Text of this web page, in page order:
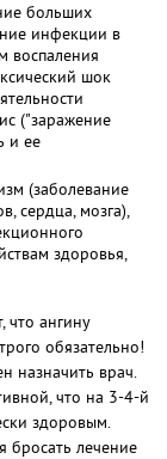
больших
инфекции в
воспаления
шок
("заражение
и ее
(заболевание
сердца, мозга),
здоровья,
что ангину
обязательно!
назначить врач.
что на 3-4-й
здоровым.
бросать лечение